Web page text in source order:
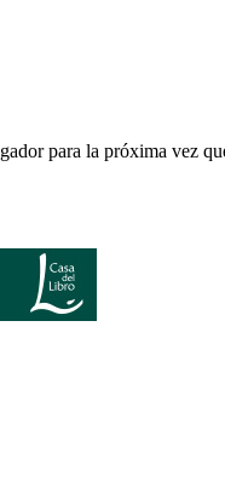
para la próxima vez